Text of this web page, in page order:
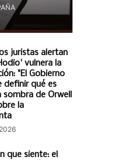
juristas alertan
vulnera la
"El Gobierno
definir qué es
de Orwell
la
que siente: el